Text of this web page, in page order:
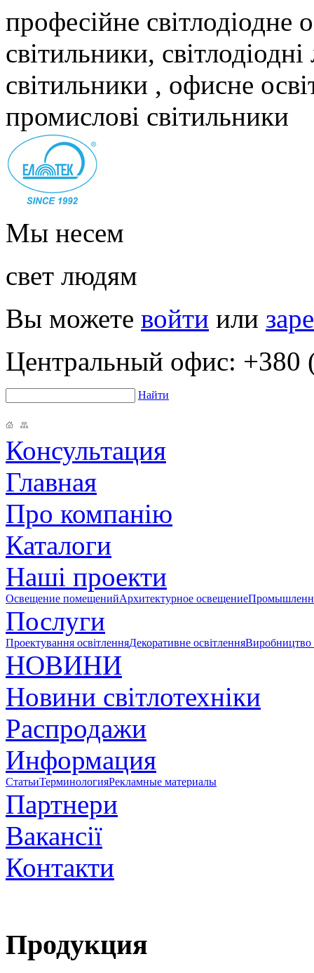
професійне світлодіодне
світильники,
світильники , офисне
промислові світильники
Мы несем
свет людям
Вы можете войти или
Центральный офис: +380
Найти
Консультация
Главная
Про компанію
Каталоги
Наші проекти
Освещение помещенийАрхитектурное освещение
Послуги
Проектування освітленняДекоративне освітленняВиробництво
НОВИНИ
Новини світлотехніки
Распродажи
Информация
СтатьиТерминологияРекламные материалы
Партнери
Вакансії
Контакти
Продукция